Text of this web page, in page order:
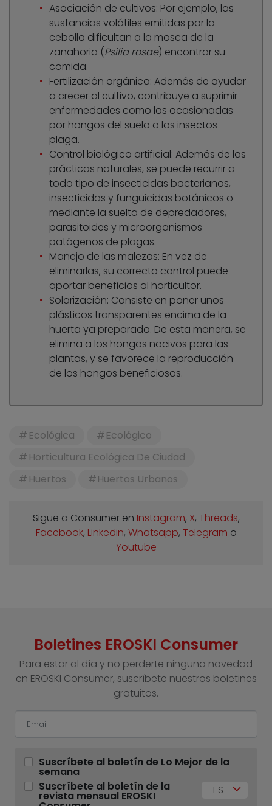
Asociación de cultivos: Por ejemplo, las
sustancias volátiles emitidas por la
cebolla dificultan a la mosca de la
zanahoria (Psilia rosae) encontrar su
comida.
Fertilización orgánica: Además de ayudar
a crecer al cultivo, contribuye a suprimir
enfermedades como las ocasionadas
por hongos del suelo o los insectos
plaga.
Control biológico artificial: Además de las
prácticas naturales, se puede recurrir a
todo tipo de insecticidas bacterianos,
insecticidas y funguicidas botánicos o
mediante la suelta de depredadores,
parasitoides y microorganismos
patógenos de plagas.
Manejo de las malezas: En vez de
eliminarlas, su correcto control puede
aportar beneficios al horticultor.
Solarización: Consiste en poner unos
plásticos transparentes encima de la
huerta ya preparada. De esta manera, se
elimina a los hongos nocivos para las
plantas, y se favorece la reproducción
de los hongos beneficiosos.
Ecológica
Ecológico
Horticultura Ecológica De Ciudad
Huertos
Huertos Urbanos
Sigue a Consumer en Instagram, X, Threads,
Facebook, Linkedin, Whatsapp, Telegram o
Youtube
Boletines EROSKI Consumer
Para estar al día y no perderte ninguna novedad
en EROSKI Consumer, suscríbete nuestros boletines
gratuitos.
Suscríbete al boletín de Lo Mejor de la
semana
Suscríbete al boletín de la
revista mensual EROSKI ES